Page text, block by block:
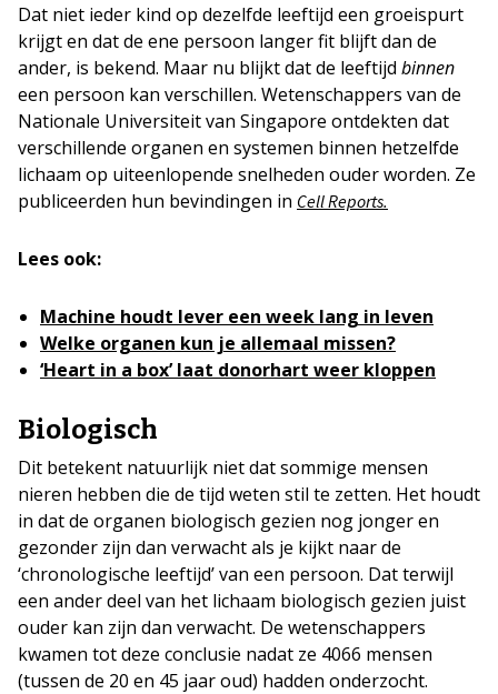
Dat niet ieder kind op dezelfde leeftijd een groeispurt
krijgt en dat de ene persoon langer fit blijft dan de
ander, is bekend. Maar nu blijkt dat de leeftijd binnen
een persoon kan verschillen. Wetenschappers van de
Nationale Universiteit van Singapore ontdekten dat
verschillende organen en systemen binnen hetzelfde
lichaam op uiteenlopende snelheden ouder worden. Ze
publiceerden hun bevindingen in Cell Reports.
Lees ook:
Machine houdt lever een week lang in leven
Welke organen kun je allemaal missen?
‘Heart in a box’ laat donorhart weer kloppen
Biologisch
Dit betekent natuurlijk niet dat sommige mensen
nieren hebben die de tijd weten stil te zetten. Het houdt
in dat de organen biologisch gezien nog jonger en
gezonder zijn dan verwacht als je kijkt naar de
‘chronologische leeftijd’ van een persoon. Dat terwijl
een ander deel van het lichaam biologisch gezien juist
ouder kan zijn dan verwacht. De wetenschappers
kwamen tot deze conclusie nadat ze 4066 mensen
(tussen de 20 en 45 jaar oud) hadden onderzocht.